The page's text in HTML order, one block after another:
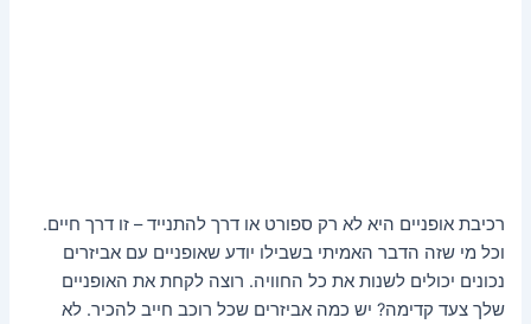
רכיבת אופניים היא לא רק ספורט או דרך להתנייד – זו דרך חיים.
וכל מי שזה הדבר האמיתי בשבילו יודע שאופניים עם אביזרים
נכונים יכולים לשנות את כל החוויה. רוצה לקחת את האופניים
שלך צעד קדימה? יש כמה אביזרים שכל רוכב חייב להכיר. לא